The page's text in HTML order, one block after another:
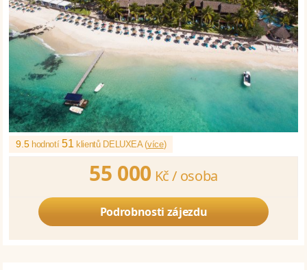
9.5 hodnotí51 klientů DELUXEA (více)
55 000 Kč / osoba
Podrobnosti zájezdu